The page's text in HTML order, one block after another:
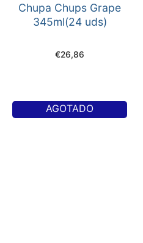
Chupa Chups Grape
345ml(24 uds)
€26,86
AGOTADO